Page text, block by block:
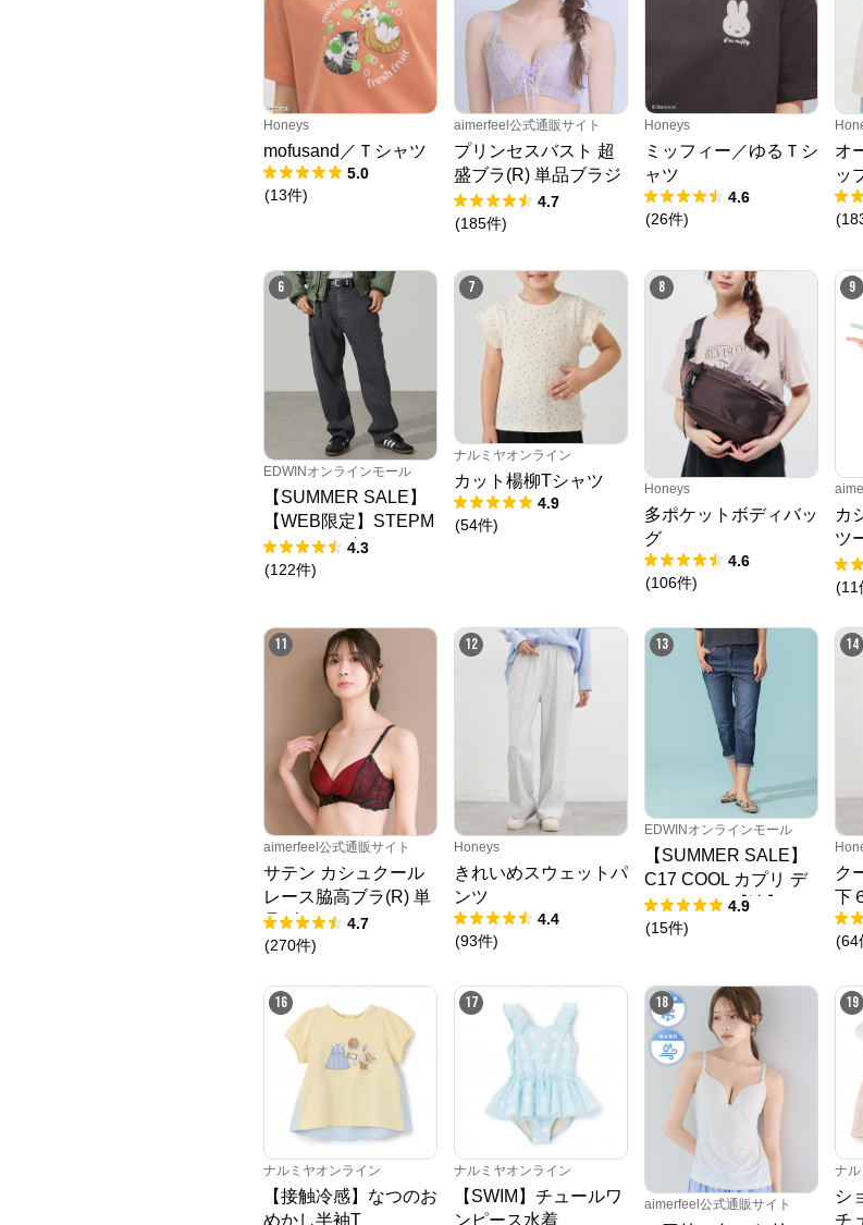
Honeys
mofusand／Ｔシャツ
5.0
(13件)
aimerfeel公式通販サイト
プリンセスバスト 超
盛ブラ(R) 単品ブラジ
ャー
4.7
(185件)
Honeys
ミッフィー／ゆるＴシ
ャツ
4.6
(26件)
オ
ッ
(
6
EDWINオンラインモール
【SUMMER SALE】
【WEB限定】STEPM
ARK ルーズペインタ
ーパンツ
4.3
(122件)
7
ナルミヤオンライン
カット楊柳Tシャツ
4.9
(54件)
8
Honeys
多ポケットボディバッ
グ
4.6
(106件)
9
カ
ツ
ク
(11
11
aimerfeel公式通販サイト
サテン カシュクール
レース脇高ブラ(R) 単
品ブラジャー
4.7
(270件)
12
Honeys
きれいめスウェットパ
ンツ
4.4
(93件)
13
EDWINオンラインモール
【SUMMER SALE】
C17 COOL カプリ デ
ニムパンツ【涼】
4.9
(15件)
14
ク
下
(64
16
ナルミヤオンライン
【接触冷感】なつのお
めかし半袖T
17
ナルミヤオンライン
【SWIM】チュールワ
ンピース水着
18
aimerfeel公式通販サイト
19
ナ
シ
チ